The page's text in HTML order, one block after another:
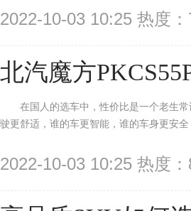
2022-10-03 10:25 热度
北汽魔方
在国人的选车中，性价比是一个老生
驶更舒适，谁的车更智能，谁的车身更安
2022-10-03 10:25 热度